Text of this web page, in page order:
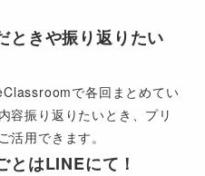
ときや振り返りたい
で各回まとめてい
容振り返りたいとき、プリ
活用できます。
とはLINEにて！